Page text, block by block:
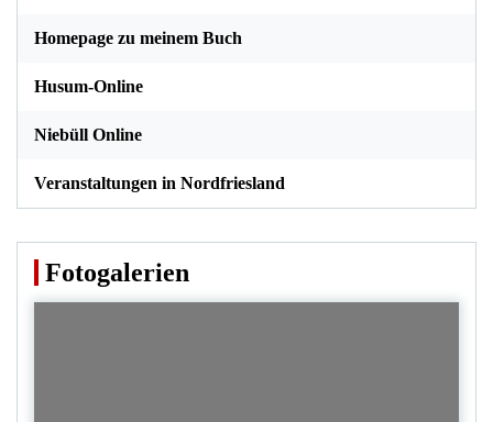
Homepage zu meinem Buch
Husum-Online
Niebüll Online
Veranstaltungen in Nordfriesland
Fotogalerien